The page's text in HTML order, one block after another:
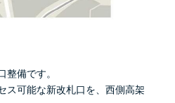
備です。
ス可能な新改札口を、西側高架